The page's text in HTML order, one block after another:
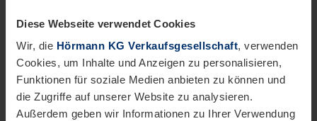
Diese Webseite verwendet Cookies
Wir, die Hörmann KG Verkaufsgesellschaft, verwenden
Cookies, um Inhalte und Anzeigen zu personalisieren,
Funktionen für soziale Medien anbieten zu können und
die Zugriffe auf unserer Website zu analysieren.
Außerdem geben wir Informationen zu Ihrer Verwendung